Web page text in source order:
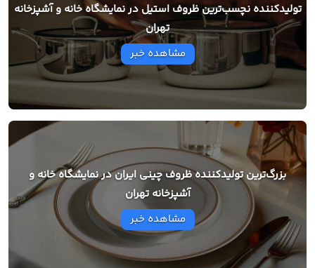
تولیدکننده نچسب‌ترین ظروف استیل در نمایشگاه خانه و آشپزخانه
تهران
مشاهده خبر
بزرگ‌ترین تولیدکننده ظروف چینی ایران در نمایشگاه خانه و
آشپزخانه تهران
مشاهده خبر